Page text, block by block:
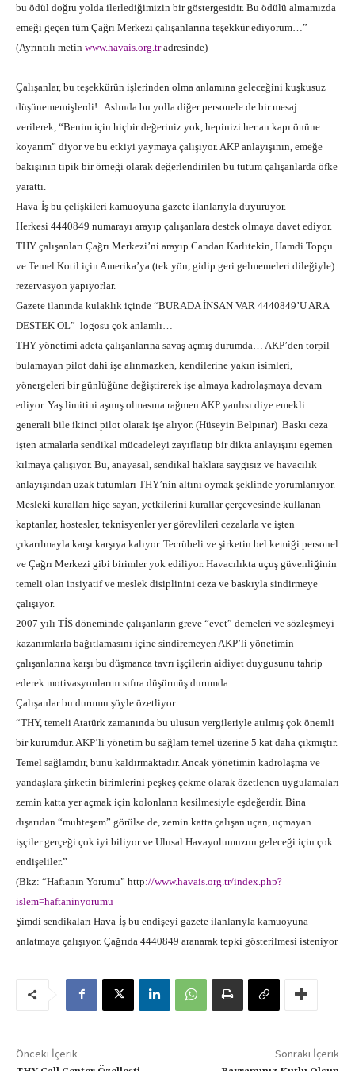
bu ödül doğru yolda ilerlediğimizin bir göstergesidir. Bu ödülü almamızda
emeği geçen tüm Çağrı Merkezi çalışanlarına teşekkür ediyorum…”
(Ayrıntılı metin www.havais.org.tradresinde)
Çalışanlar, bu teşekkürün işlerinden olma anlamına geleceğini kuşkusuz
düşünememişlerdi!.. Aslında bu yolla diğer personele de bir mesaj
verilerek, “Benim için hiçbir değeriniz yok, hepinizi her an kapı önüne
koyarım” diyor ve bu etkiyi yaymaya çalışıyor. AKP anlayışının, emeğe
bakışının tipik bir örneği olarak değerlendirilen bu tutum çalışanlarda öfke
yarattı.
Hava-İş bu çelişkileri kamuoyuna gazete ilanlarıyla duyuruyor.
Herkesi 4440849 numarayı arayıp çalışanlara destek olmaya davet ediyor.
THY çalışanları Çağrı Merkezi’ni arayıp Candan Karlıtekin, Hamdi Topçu
ve Temel Kotil için Amerika’ya (tek yön, gidip geri gelmemeleri dileğiyle)
rezervasyon yapıyorlar.
Gazete ilanında kulaklık içinde “BURADA İNSAN VAR 4440849’U ARA
DESTEK OL” logosu çok anlamlı…
THY yönetimi adeta çalışanlarına savaş açmış durumda… AKP’den torpil
bulamayan pilot dahi işe alınmazken, kendilerine yakın isimleri,
yönergeleri bir günlüğüne değiştirerek işe almaya kadrolaşmaya devam
ediyor. Yaş limitini aşmış olmasına rağmen AKP yanlısı diye emekli
generali bile ikinci pilot olarak işe alıyor. (Hüseyin Belpınar) Baskı ceza
işten atmalarla sendikal mücadeleyi zayıflatıp bir dikta anlayışını egemen
kılmaya çalışıyor. Bu, anayasal, sendikal haklara saygısız ve havacılık
anlayışından uzak tutumları THY’nin altını oymak şeklinde yorumlanıyor.
Mesleki kuralları hiçe sayan, yetkilerini kurallar çerçevesinde kullanan
kaptanlar, hostesler, teknisyenler yer görevlileri cezalarla ve işten
çıkarılmayla karşı karşıya kalıyor. Tecrübeli ve şirketin bel kemiği personel
ve Çağrı Merkezi gibi birimler yok ediliyor. Havacılıkta uçuş güvenliğinin
temeli olan insiyatif ve meslek disiplinini ceza ve baskıyla sindirmeye
çalışıyor.
2007 yılı TİS döneminde çalışanların greve “evet” demeleri ve sözleşmeyi
kazanımlarla bağıtlamasını içine sindiremeyen AKP’li yönetimin
çalışanlarına karşı bu düşmanca tavrı işçilerin aidiyet duygusunu tahrip
ederek motivasyonlarını sıfıra düşürmüş durumda…
Çalışanlar bu durumu şöyle özetliyor:
“THY, temeli Atatürk zamanında bu ulusun vergileriyle atılmış çok önemli
bir kurumdur. AKP’li yönetim bu sağlam temel üzerine 5 kat daha çıkmıştır.
Temel sağlamdır, bunu kaldırmaktadır. Ancak yönetimin kadrolaşma ve
yandaşlara şirketin birimlerini peşkeş çekme olarak özetlenen uygulamaları
zemin katta yer açmak için kolonların kesilmesiyle eşdeğerdir. Bina
dışarıdan “muhteşem” görülse de, zemin katta çalışan uçan, uçmayan
işçiler gerçeği çok iyi biliyor ve Ulusal Havayolumuzun geleceği için çok
endişeliler.”
(Bkz: “Haftanın Yorumu” http://www.havais.org.tr/index.php?
islem=haftaninyorumu
Şimdi sendikaları Hava-İş bu endişeyi gazete ilanlarıyla kamuoyuna
anlatmaya çalışıyor. Çağrıda 4440849 aranarak tepki gösterilmesi isteniyor
Önceki İçerik Sonraki İçerik